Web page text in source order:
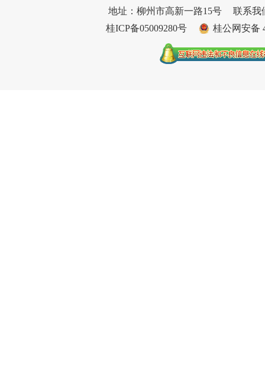
地址：柳州市高新一路15号
联系我
桂ICP备05009280号
桂公网安备